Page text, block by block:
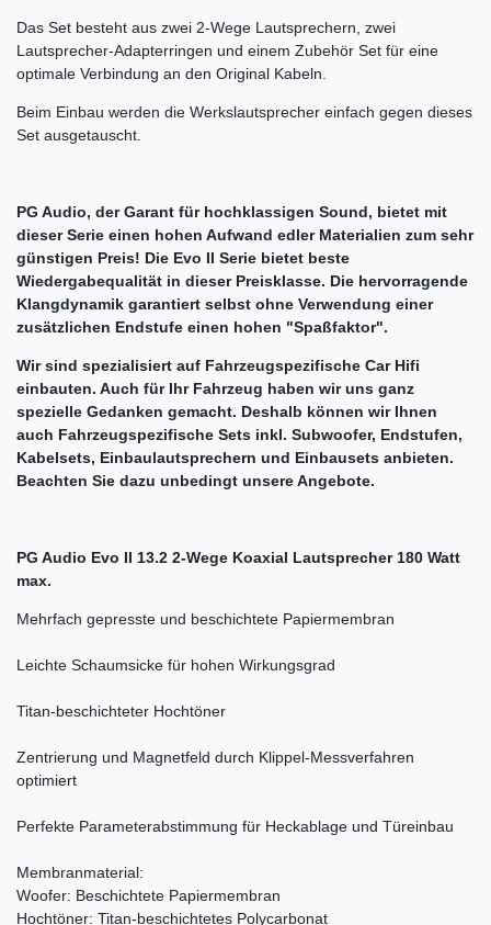
Das Set besteht aus zwei 2-Wege Lautsprechern, zwei
Lautsprecher-Adapterringen und einem Zubehör Set für eine
optimale Verbindung an den Original Kabeln.
Beim Einbau werden die Werkslautsprecher einfach gegen dieses
Set ausgetauscht.
PG Audio, der Garant für hochklassigen Sound, bietet mit
dieser Serie einen hohen Aufwand edler Materialien zum sehr
günstigen Preis! Die Evo II Serie bietet beste
Wiedergabequalität in dieser Preisklasse. Die hervorragende
Klangdynamik garantiert selbst ohne Verwendung einer
zusätzlichen Endstufe einen hohen "Spaßfaktor".
Wir sind spezialisiert auf Fahrzeugspezifische Car Hifi
einbauten. Auch für Ihr Fahrzeug haben wir uns ganz
spezielle Gedanken gemacht. Deshalb können wir Ihnen
auch Fahrzeugspezifische Sets inkl. Subwoofer, Endstufen,
Kabelsets, Einbaulautsprechern und Einbausets anbieten.
Beachten Sie dazu unbedingt unsere Angebote.
PG Audio Evo II 13.2 2-Wege Koaxial Lautsprecher 180 Watt
max.
Mehrfach gepresste und beschichtete Papiermembran
Leichte Schaumsicke für hohen Wirkungsgrad
Titan-beschichteter Hochtöner
Zentrierung und Magnetfeld durch Klippel-Messverfahren
optimiert
Perfekte Parameterabstimmung für Heckablage und Türeinbau
Membranmaterial:
Woofer: Beschichtete Papiermembran
Hochtöner: Titan-beschichtetes Polycarbonat